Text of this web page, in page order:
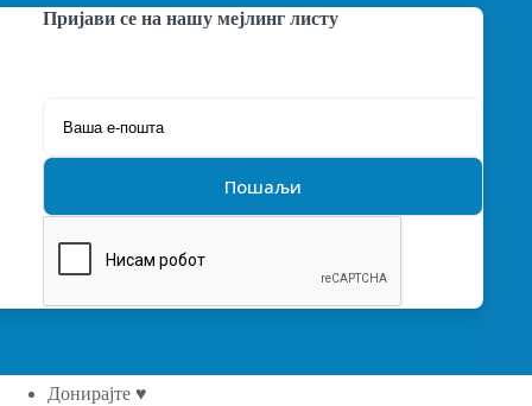
Пријави се на нашу мејлинг листу
Донирајте ♥